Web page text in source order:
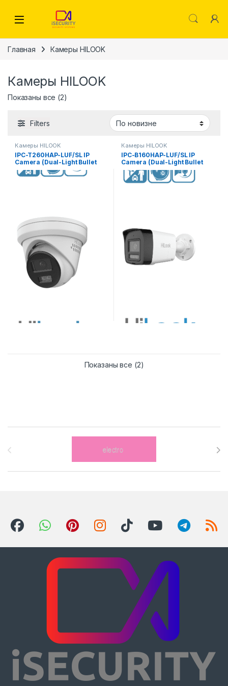
Главная Камеры HILOOK
Камеры HILOOK
Показаны все (2)
Filters
Камеры HILOOK
IPC-T260HAP-LUF/SL IP
Camera (Dual-Light Bullet
6Mpx 2.8mm) HiLook
Камеры HILOOK
IPC-B160HAP-LUF/SL IP
Camera (Dual-Light Bullet
6Mpx 2.8mm) HiLook
Показаны все (2)
Brands Carousel